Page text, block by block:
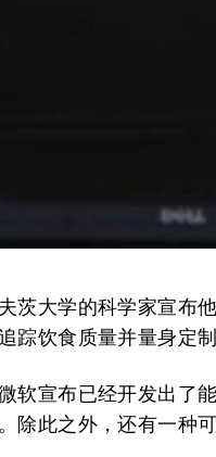
夫茨大学的科学家宣布
踪饮食质量并量身定
软宣布已经开发出了
除此之外，还有一种